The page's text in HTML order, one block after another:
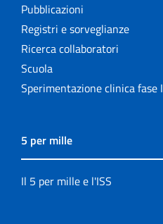
Pubblicazioni
Registri e sorveglianze
Ricerca collaboratori
Scuola
Sperimentazione clinica fase I
5 per mille
Il 5 per mille e l'ISS